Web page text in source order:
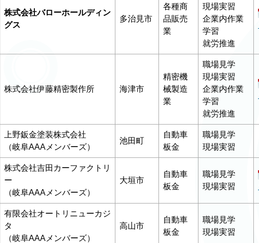
株式会社バローホールディン
グス
多治見市
各種商
品販売
業
現場実習
企業内作業
学習
就労推進
株式会社伊藤精密製作所 海津市
精密機
械製造
業
職場見学
現場実習
企業内作業
学習
就労推進
上野鈑金塗装株式会社
（岐阜AAAメンバーズ）
池田町
自動車
板金
職場見学
現場実習
株式会社吉田カーファクトリ
ー
（岐阜AAAメンバーズ）
大垣市
自動車
板金
職場見学
現場実習
有限会社オートリニューカジ
タ
（岐阜AAAメンバーズ）
高山市
自動車
板金
職場見学
現場実習